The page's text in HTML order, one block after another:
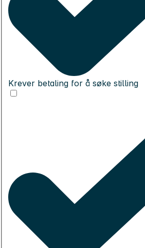
Krever betaling for å søke stilling